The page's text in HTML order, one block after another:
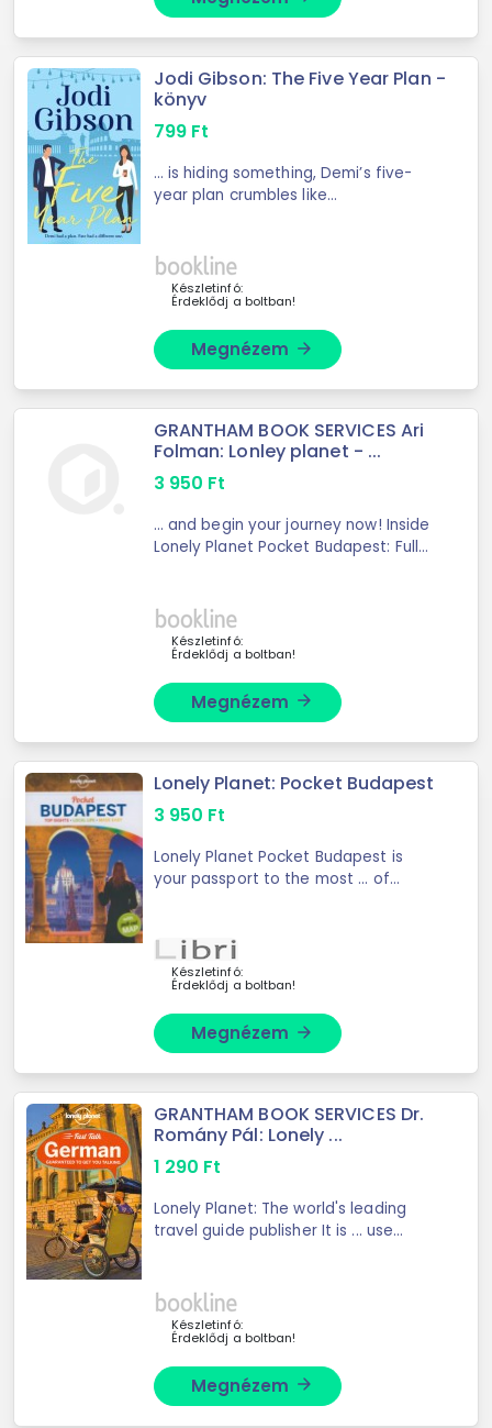
Jodi Gibson: The Five Year Plan -
könyv
799 Ft
... is hiding something, Demi’s five-
year plan crumbles like
plan. Will Demi get her plan back on
Készletinfó:
Érdeklődj a boltban!
Megnézem arrow_forward
GRANTHAM BOOK SERVICES Ari
Folman: Lonley planet - ...
3 950 Ft
... and begin your journey now! Inside
Lonely Planet Pocket Budapest: Full-
Pocket Budapest, a colorful, easy-
to-use ...
Készletinfó:
Érdeklődj a boltban!
Megnézem arrow_forward
Lonely Planet: Pocket Budapest
3 950 Ft
Lonely Planet Pocket Budapest is
your passport to the most ... of
Budapest:- Full-colour maps and
Készletinfó:
Érdeklődj a boltban!
Megnézem arrow_forward
GRANTHAM BOOK SERVICES Dr.
Romány Pál: Lonely ...
1 290 Ft
Lonely Planet: The world's leading
travel guide publisher It is ... use
gets you to the heart of a place. Our
Készletinfó:
Érdeklődj a boltban!
Megnézem arrow_forward